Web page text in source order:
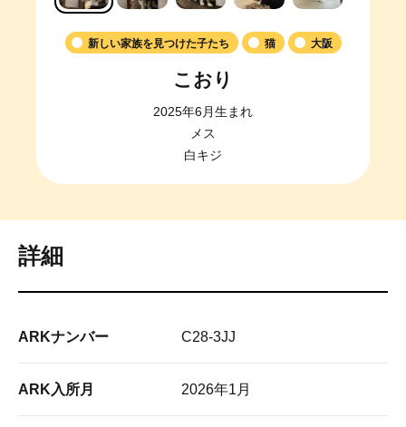
新しい家族を見つけた子たち 猫 大阪
こおり
2025年6月生まれ
メス
白キジ
詳細
ARKナンバー C28-3JJ
ARK入所月 2026年1月